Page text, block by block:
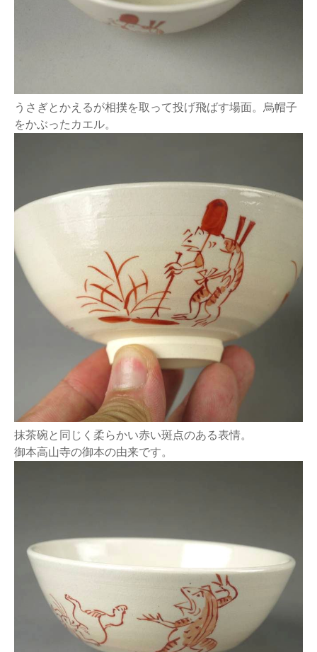
うさぎとかえるが相撲を取って投げ飛ばす場面。烏帽子
をかぶったカエル。
抹茶碗と同じく柔らかい赤い斑点のある表情。
御本高山寺の御本の由来です。